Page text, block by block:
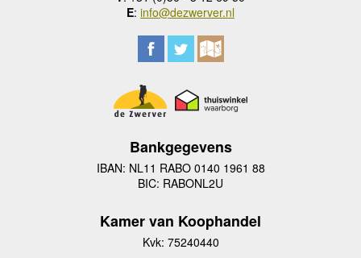
E: info@dezwerver.nl
Bankgegevens
IBAN: NL11 RABO 0140 1961 88
BIC: RABONL2U
Kamer van Koophandel
Kvk: 75240440